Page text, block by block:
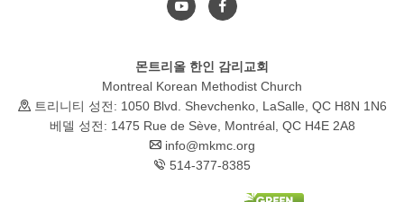
몬트리올 한인 감리교회
Montreal Korean Methodist Church
트리니티 성전: 1050 Blvd. Shevchenko, LaSalle, QC H8N 1N6
베델 성전: 1475 Rue de Sève, Montréal, QC H4E 2A8
info@mkmc.org
514-377-8385